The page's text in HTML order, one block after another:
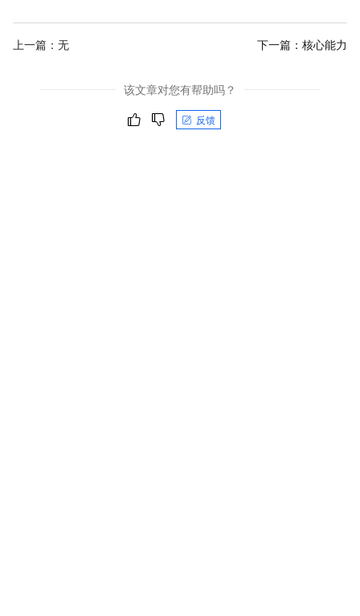
上一篇：无 下一篇： 核心能力
该文章对您有帮助吗？
反馈